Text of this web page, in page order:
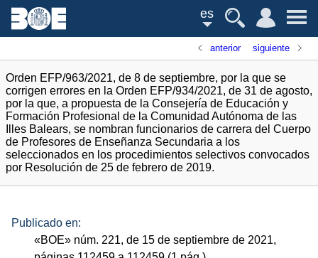
es
anterior siguiente
Orden EFP/963/2021, de 8 de septiembre, por la que se
corrigen errores en la Orden EFP/934/2021, de 31 de agosto,
por la que, a propuesta de la Consejería de Educación y
Formación Profesional de la Comunidad Autónoma de las
Illes Balears, se nombran funcionarios de carrera del Cuerpo
de Profesores de Enseñanza Secundaria a los
seleccionados en los procedimientos selectivos convocados
por Resolución de 25 de febrero de 2019.
Publicado en:
«BOE» núm. 221, de 15 de septiembre de 2021,